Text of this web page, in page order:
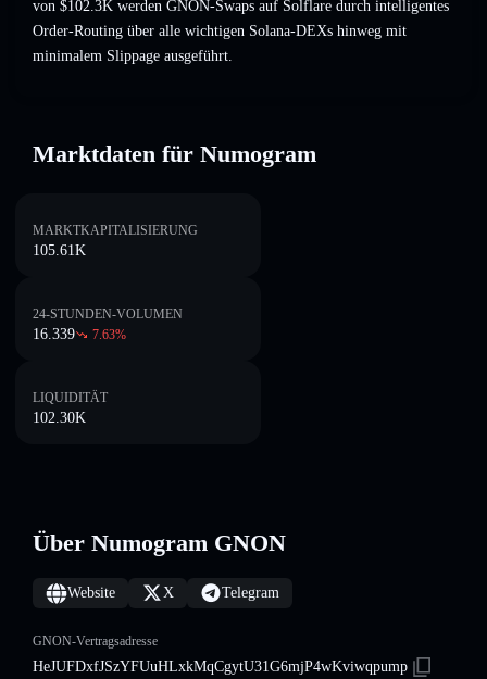
von $102.3K werden GNON-Swaps auf Solflare durch intelligentes
Order-Routing über alle wichtigen Solana-DEXs hinweg mit
minimalem Slippage ausgeführt.
Marktdaten für Numogram
MARKTKAPITALISIERUNG
105.61K
24-STUNDEN-VOLUMEN
16.339 7.63%
LIQUIDITÄT
102.30K
Über Numogram GNON
Website X Telegram
GNON-Vertragsadresse
HeJUFDxfJSzYFUuHLxkMqCgytU31G6mjP4wKviwqpump